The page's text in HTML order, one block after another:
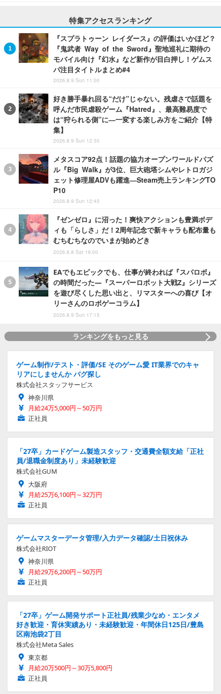
特集アクセスランキング
『スプラトゥーン レイダース』の評価はいかほど？
『鬼武者 Way of the Sword』聖地巡礼に期待の
モバイル向け『幻水』など新作が目白押し！ゲムス
パ注目タイトルまとめ#4
2026.8.9 Sun 11:00
好き勝手暴れ回る“だけ”じゃない。残虐さで話題を
呼んだ市民虐殺ゲーム『Hatred』、最高難易度で
は“狩られる側”に―一変する楽しみ方をご紹介【特
集】
2026.8.9 Sun 12:30
メタスコア92点！話題の協力オープンワールドパズ
ル『Big Walk』が3位、巨大砲塔シムやレトロガジ
ェット修理屋ADVも躍進―Steam売上ランキングTO
P10
2026.8.9 Sun 12:45
『ゼンゼロ』に沼った！爽快アクションも豊満ボデ
ィも「らしさ」だ！2周年記念で新キャラも配布量も
むちむちなのでいまが始めどき
2026.8.8 Sat 19:00
EAでもエピックでも、仕事が終われば『スパロボ』
の時間だった―『スーパーロボット大戦Z』シリーズ
を遊び尽くした思い出と、リマスターへの喜び【オ
リーさんのロボゲーコラム】
2026.8.9 Sun 17:15
ランキングをもっと見る
ゲーム制作/テスト・評価/SE そのゲーム愛 IT業界でのキャ
リアにしませんか バグ探し
株式会社スタッフサービス
神奈川県
月給24万5,000円～50万円
正社員
「27卒」カードゲーム製造スタッフ・交通費全額支給「正社
員/退職金制度あり」未経験歓迎
株式会社GUM
大阪府
月給25万6,100円～32万円
正社員
ゲームマスターデータ管理/入力データ確認/土日祝休み
株式会社RIOT
神奈川県
月給29万6,200円～50万円
正社員
「27卒」ゲーム開発サポート正社員/残業少なめ・エンタメ
好き歓迎・育休実績あり・未経験歓迎・年間休日125日/豊島
区南池袋2丁目
株式会社Meta Sales
東京都
月給20万500円～30万5,800円
正社員